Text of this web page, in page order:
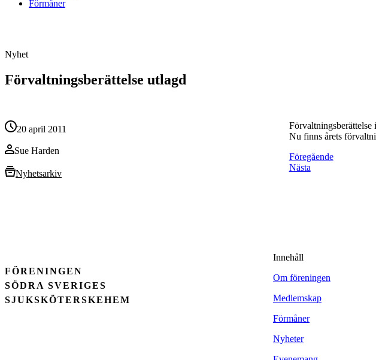
Förmåner
Nyhet
Förvaltningsberättelse utlagd
20 april 2011
Sue Harden
Nyhetsarkiv
Förvaltningsberättelse
Nu finns årets
Föregående
Nästa
FÖRENINGEN
SÖDRA SVERIGES
SJUKSKÖTERSKEHEM
Innehåll
Om föreningen
Medlemskap
Förmåner
Nyheter